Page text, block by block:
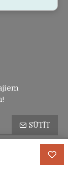
SŪTĪT
politika